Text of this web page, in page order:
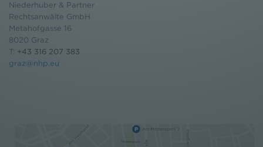
Niederhuber & Partner
Rechtsanwälte GmbH
Metahofgasse 16
8020 Graz
T: +43 316 207 383
graz@nhp.eu